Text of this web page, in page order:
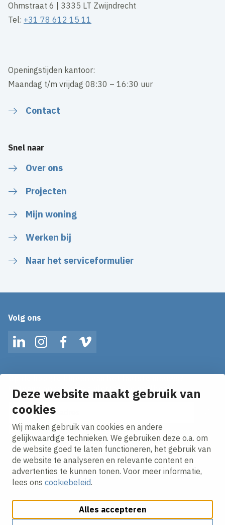
Deze website maakt gebruik van
cookies
Wij maken gebruik van cookies en andere
gelijkwaardige technieken. We gebruiken deze o.a. om
de website goed te laten functioneren, het gebruik van
de website te analyseren en relevante content en
advertenties te kunnen tonen. Voor meer informatie,
lees ons cookiebeleid.
Alles accepteren
Ohmstraat 6 | 3335 LT Zwijndrecht
Tel: +31 78 612 15 11
Openingstijden kantoor:
Maandag t/m vrijdag 08:30 – 16:30 uur
Contact
Snel naar
Over ons
Projecten
Mijn woning
Werken bij
Naar het serviceformulier
Volg ons
LinkedInInstagramFacebookVimeo
Ontvang onze nieuws alerts in je mailbox!
E-mailadres
Ik ga akkoord met hetprivacy statement.
Cookies aanpassenCookie beleidPrivacy policy